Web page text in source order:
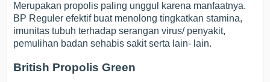
Merupakan propolis paling unggul karena manfaatnya.
BP Reguler efektif buat menolong tingkatkan stamina,
imunitas tubuh terhadap serangan virus/ penyakit,
pemulihan badan sehabis sakit serta lain- lain.
British Propolis Green